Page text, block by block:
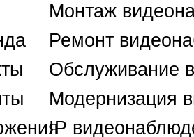
Монтаж
Ремонт
Обслуживание
Модернизация
IP